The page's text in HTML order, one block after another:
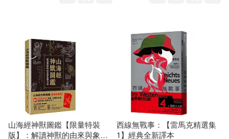
蘇士澍（主編）(8) 謝慧中(8)
郎濤(8)
陳偉(8)
馬淵東一(8) 黃偉雯(8)
貴州人民出版社(31)
黑龍江大學出版社(31)
ムービック(30)
山海經神獸圖鑑【限量特裝
版】：解讀神獸的由來與象徵
西線無戰事：【雷馬克精選集
1】經典全新譯本